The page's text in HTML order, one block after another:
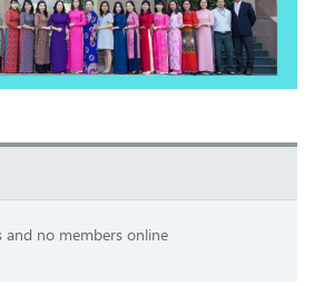
and no members online